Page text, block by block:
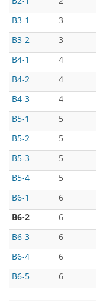
B3-1
3
B3-2
3
B4-1
4
B4-2
4
B4-3
4
B5-1
5
B5-2
5
B5-3
5
B5-4
5
B6-1
6
B6-2
6
B6-3
6
B6-4
6
B6-5
6